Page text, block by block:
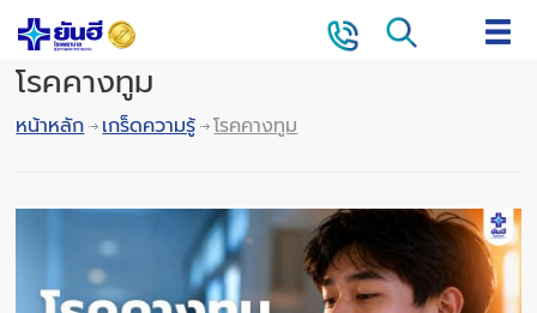
โรคคางทูม
หน้าหลัก เกร็ดความรู้ โรคคางทูม